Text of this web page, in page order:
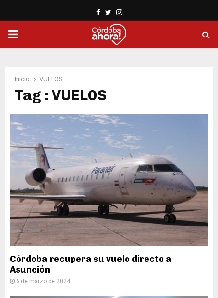
Facebook
TwitterInstagram
PRIMARY
Inicio VUELOS
Tag : VUELOS
Córdoba recupera su vuelo directo a
Asunción
6 de marzo de 2024